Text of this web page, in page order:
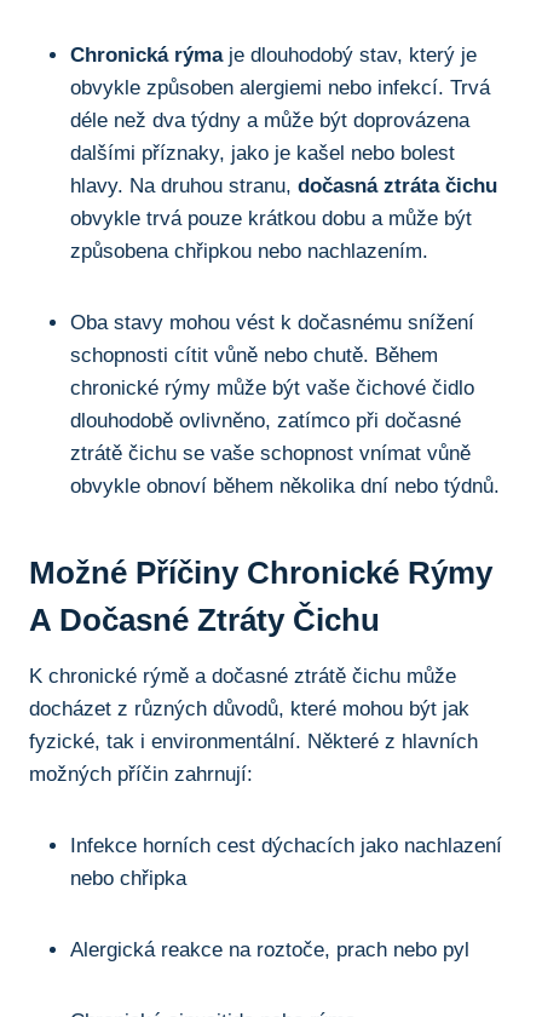
Chronická rýmaje dlouhodobý stav, který je‌
obvykle‌ způsoben alergiemi nebo infekcí.‍ Trvá
déle než dva týdny a může být doprovázena
dalšími⁢ příznaky, jako je kašel nebo ‌bolest
hlavy. Na druhou stranu, dočasná‌ ztráta čichu
‍obvykle trvá pouze ⁤krátkou ​dobu⁤ a může být
způsobena chřipkou ‍nebo⁤ nachlazením.
Oba stavy mohou⁤ vést k dočasnému snížení
schopnosti cítit vůně⁣ nebo⁢ chutě.​ Během
chronické⁢ rýmy může⁤ být ⁢vaše čichové⁢ čidlo
‌dlouhodobě ovlivněno, zatímco při dočasné
ztrátě čichu⁣ se vaše​ schopnost vnímat vůně⁤
obvykle⁢ obnoví‌ během ​několika dní nebo týdnů.
Možné Příčiny Chronické Rýmy‌
A ​dočasné Ztráty Čichu
K chronické rýmě a dočasné ztrátě čichu‌ může
docházet​ z různých důvodů, které‍ mohou být jak
fyzické, tak i environmentální. Některé z hlavních
možných příčin zahrnují:
Infekce ‌horních cest ‍dýchacích ‌jako nachlazení
nebo chřipka
Alergická reakce na roztoče, prach nebo pyl